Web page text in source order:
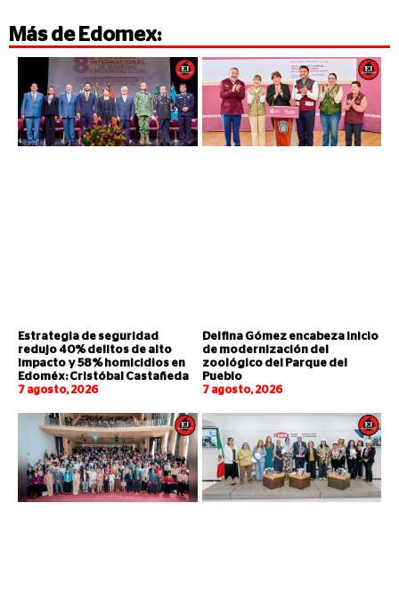
Más de Edomex:
Estrategia de seguridad
redujo 40% delitos de alto
impacto y 58% homicidios en
Edoméx: Cristóbal Castañeda
7 agosto, 2026
Delfina Gómez encabeza inicio
de modernización del
zoológico del Parque del
Pueblo
7 agosto, 2026